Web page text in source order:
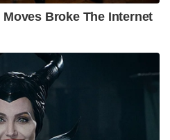
Broke The Internet